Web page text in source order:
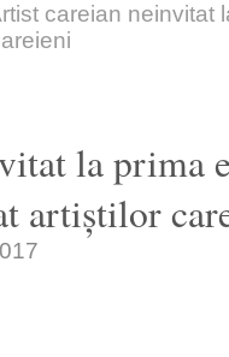
careian neinvitat
la prima
artiștilor